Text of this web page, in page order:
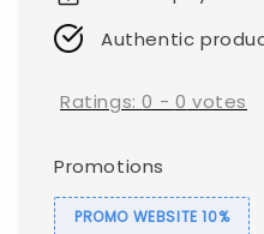
Authentic
Ratings:0 - 0 votes
Promotions
PROMO WEBSITE 10%